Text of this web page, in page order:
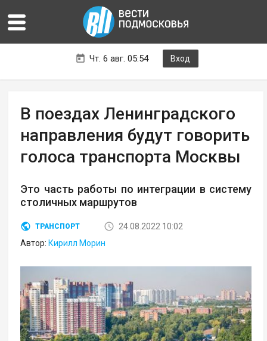
Чт. 6 авг. 05:54 Вход
В поездах Ленинградского
направления будут говорить
голоса транспорта Москвы
Это часть работы по интеграции в систему
столичных маршрутов
ТРАНСПОРТ
24.08.2022 10:02
Автор: Кирилл Морин